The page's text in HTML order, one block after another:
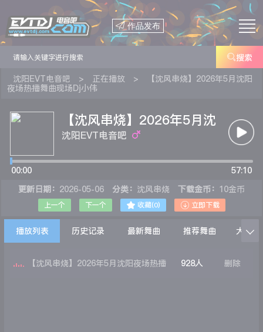
 作品发布
搜索
沈阳EVT电音吧 > 正在播放 >
【沈风串烧】2026年5月沈阳
夜场热播舞曲现场Dj小伟
【沈风串烧】2026年5月沈
阳夜场热播舞曲现场Dj小伟
沈阳EVT电音吧
00:00
57:10
更新日期： 2026-05-06 分类： 沈风串烧 下载金币： 10金币
上一个 下一个  收藏(0)  立即下载
播放列表 历史记录 最新舞曲 推荐舞曲 大家在

【沈风串烧】2026年5月沈阳夜场热播 928人 删除